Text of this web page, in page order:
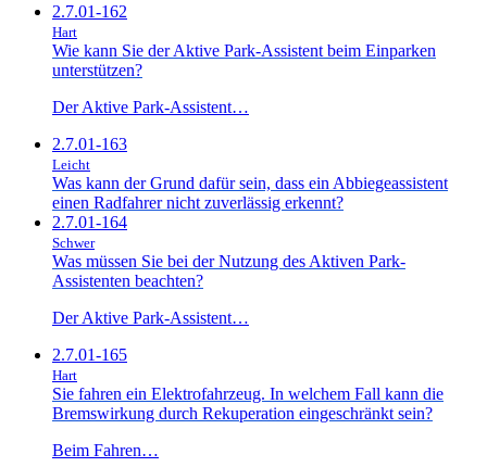
2.7.01-162
Hart
Wie kann Sie der Aktive Park-Assistent beim Einparken
unterstützen?
Der Aktive Park-Assistent…
2.7.01-163
Leicht
Was kann der Grund dafür sein, dass ein Abbiegeassistent
einen Radfahrer nicht zuverlässig erkennt?
2.7.01-164
Schwer
Was müssen Sie bei der Nutzung des Aktiven Park-
Assistenten beachten?
Der Aktive Park-Assistent…
2.7.01-165
Hart
Sie fahren ein Elektrofahrzeug. In welchem Fall kann die
Bremswirkung durch Rekuperation eingeschränkt sein?
Beim Fahren…